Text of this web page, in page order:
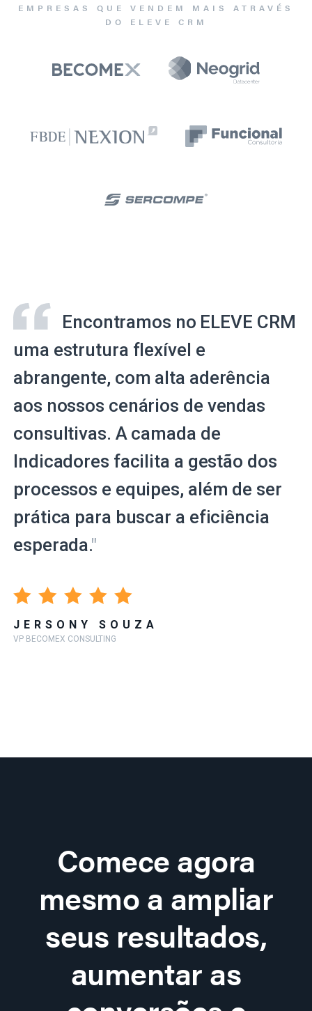
EMPRESAS QUE VENDEM MAIS ATRAVÉS
DO ELEVE CRM
Encontramos no ELEVE CRM
uma estrutura flexível e
abrangente, com alta aderência
aos nossos cenários de vendas
consultivas. A camada de
Indicadores facilita a gestão dos
processos e equipes, além de ser
prática para buscar a eficiência
esperada."
JERSONY SOUZA
VP BECOMEX CONSULTING
Comece agora
mesmo a ampliar
seus resultados,
aumentar as